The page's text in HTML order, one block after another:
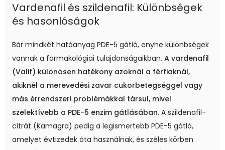
Vardenafil és szildenafil: Különbségek
és hasonlóságok
Bár mindkét hatóanyag PDE-5 gátló, enyhe különbségek
vannak a farmakológiai tulajdonságaikban. A vardenafil
(Valif) különösen hatékony azoknál a férfiaknál,
akiknél a merevedési zavar cukorbetegséggel vagy
más érrendszeri problémákkal társul, mivel
szelektívebb a PDE-5 enzim gátlásában. A szildenafil-
citrát (Kamagra) pedig a legismertebb PDE-5 gátló,
amelyet évtizedek óta használnak, és széles körben